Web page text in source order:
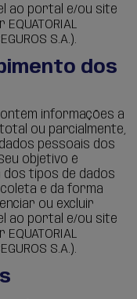
ao portal e/ou site
S.A.).
dos
informações a
ou parcialmente,
pessoais dos
objetivo é
tipos de dados
e da forma
ou excluir
ao portal e/ou site
S.A.).